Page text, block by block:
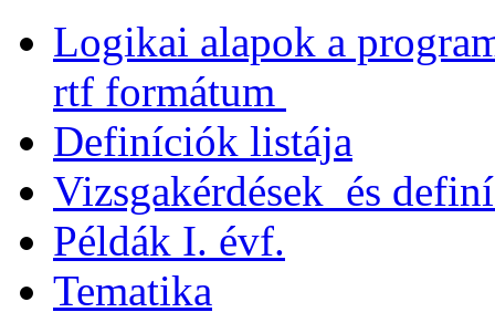
Logikai alapok a
rtf formátum
Definíciók listája
Vizsgakérdések és
Példák I. évf.
Tematika